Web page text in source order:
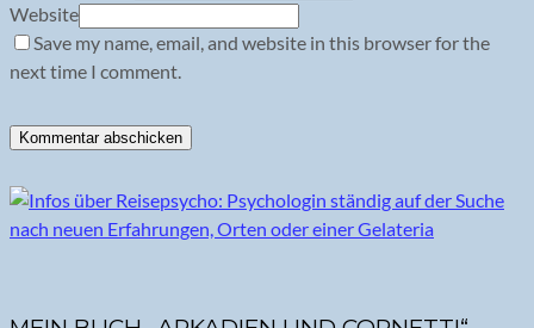
Website
Save my name, email, and website in this browser for the
next time I comment.